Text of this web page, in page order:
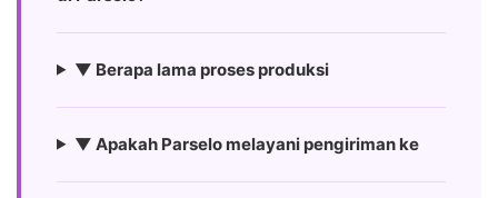
▼ Berapa lama proses produksi
▼ Apakah Parselo melayani pengiriman ke